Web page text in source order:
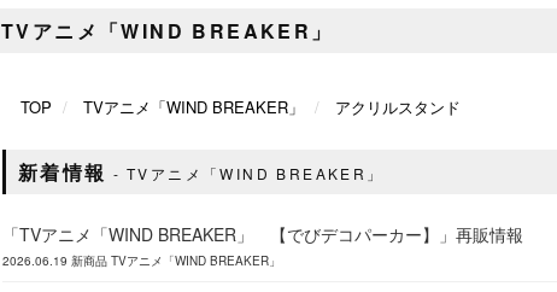
TVアニメ「WIND BREAKER」
TOP TVアニメ「WIND BREAKER」 アクリルスタンド
新着情報 TVアニメ「WIND BREAKER」
「TVアニメ「WIND BREAKER」 【でびデコパーカー】」再販情報
2026.06.19 新商品 TVアニメ「WIND BREAKER」